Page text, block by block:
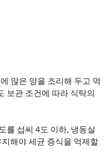
많은 양을 조리해 두고 먹
보관 조건에 따라 식탁의
를 섭씨 4도 이하, 냉동실
해야 세균 증식을 억제할